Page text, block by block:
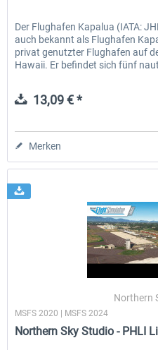
Der Flughafen Kapalua (IATA:
auch bekannt als Flughafen
privat genutzter Flughafen auf
Hawaii. Er befindet sich fünf
13,09 € *
Merken
Northern
MSFS 2020 | MSFS 2024
Northern Sky Studio - PHLI